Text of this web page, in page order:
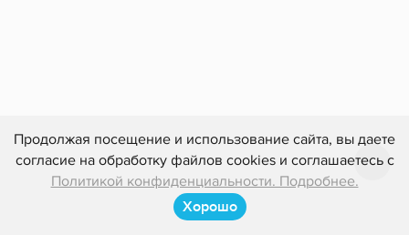
Продолжая посещение и использование сайта, вы даете
согласие на обработку файлов cookies и соглашаетесь с
Политикой конфиденциальности. Подробнее.
Хорошо